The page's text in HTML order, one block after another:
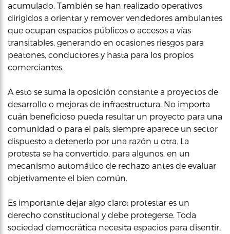
acumulado. También se han realizado operativos
dirigidos a orientar y remover vendedores ambulantes
que ocupan espacios públicos o accesos a vías
transitables, generando en ocasiones riesgos para
peatones, conductores y hasta para los propios
comerciantes.
A esto se suma la oposición constante a proyectos de
desarrollo o mejoras de infraestructura. No importa
cuán beneficioso pueda resultar un proyecto para una
comunidad o para el país; siempre aparece un sector
dispuesto a detenerlo por una razón u otra. La
protesta se ha convertido, para algunos, en un
mecanismo automático de rechazo antes de evaluar
objetivamente el bien común.
Es importante dejar algo claro: protestar es un
derecho constitucional y debe protegerse. Toda
sociedad democrática necesita espacios para disentir,